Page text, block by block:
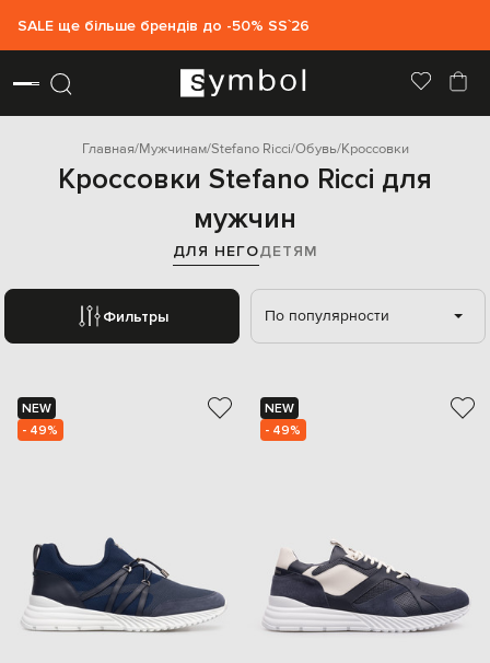
SALE ще більше брендів до -50% SS`26
Главная Мужчинам Stefano Ricci Обувь Кроссовки
Кроссовки Stefano Ricci для
мужчин
ДЛЯ НЕГОДЕТЯМ
Фильтры По популярности
NEW
- 49%
NEW
- 49%